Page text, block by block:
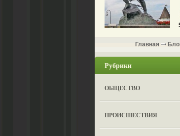
Главная
Рубрики
ОБЩЕСТВО
ПРОИСШЕСТВИЯ